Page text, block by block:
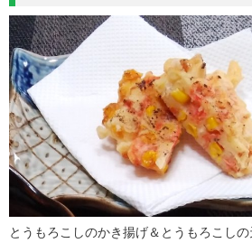
とうもろこしのかき揚げ＆とうもろこし